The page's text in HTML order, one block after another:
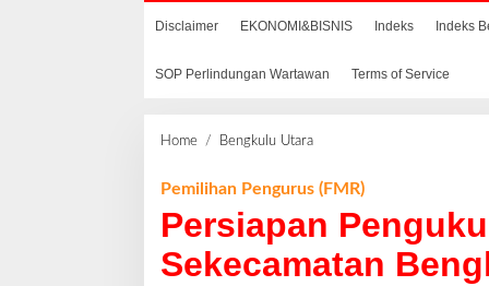
Disclaimer EKONOMI&BISNIS Indeks Indeks
SOP Perlindungan Wartawan Terms of Service
Home / Bengkulu Utara
r
i
p
Pemilihan Pengurus (FMR)
Persiapan
Sekecamatan